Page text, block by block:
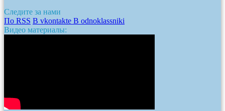
Следите за нами
По RSS В vkontakte В odnoklassniki
Видео материалы: